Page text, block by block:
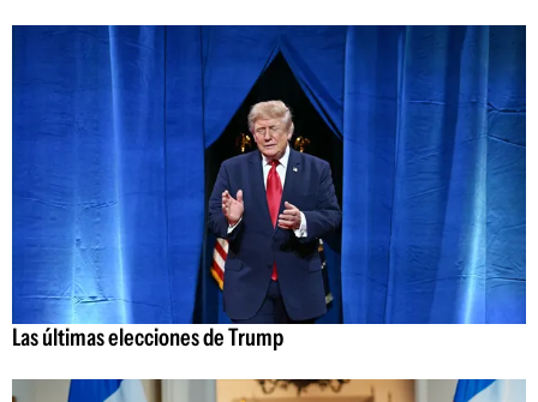
Las últimas elecciones de Trump